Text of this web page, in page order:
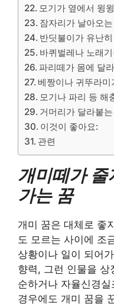
모기가 옆에서 윙
잠자리가 날아오
반딧불이가 유난
바퀴벌레나 노래
파리떼가 몸에 달
베짱이나 귀뚜라미
모기나 파리 등 해
거머리가 달라붙
이것이 좋아요:
관련
개미떼가 줄
가는 꿈
개미 꿈은 대체로 좋
도 모르는 사이에 조
상황이나 일이 되어
향력, 그런 인물을 상
순하거나 자율신경
경우에도 개미 꿈을